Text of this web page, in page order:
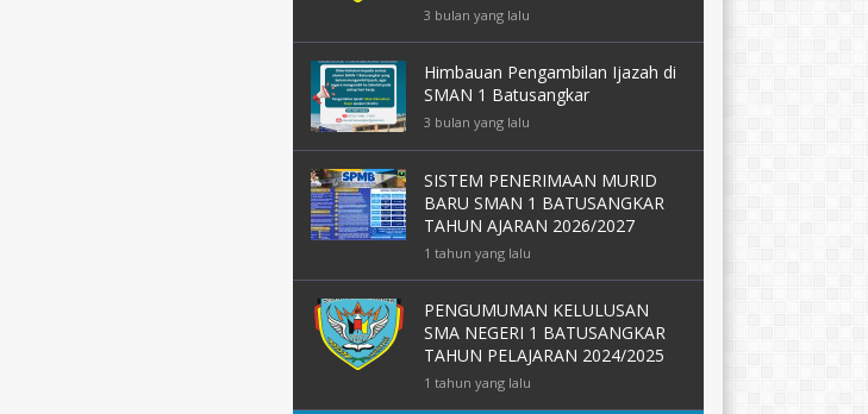
3 bulan yang lalu
Himbauan Pengambilan Ijazah di
SMAN 1 Batusangkar
3 bulan yang lalu
SISTEM PENERIMAAN MURID
BARU SMAN 1 BATUSANGKAR
TAHUN AJARAN 2026/2027
1 tahun yang lalu
PENGUMUMAN KELULUSAN
SMA NEGERI 1 BATUSANGKAR
TAHUN PELAJARAN 2024/2025
1 tahun yang lalu